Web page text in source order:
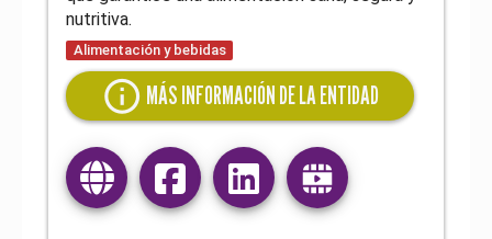
nutritiva.
Alimentación y bebidas
info MÁS INFORMACIÓN DE LA ENTIDAD